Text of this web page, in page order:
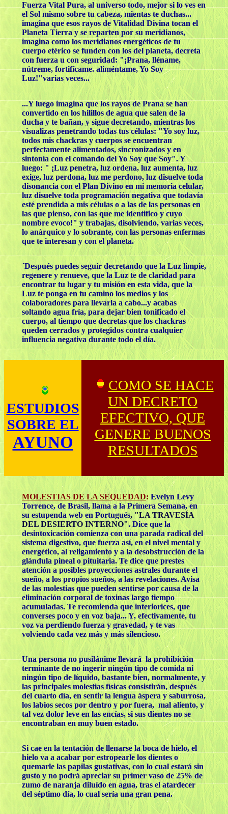
Fuerza Vital Pura, al universo todo, mejor si lo ves en
el Sol mismo sobre tu cabeza, mientas te duchas...
imagina que esos rayos de Vitalidad Divina tocan el
Planeta Tierra y se reparten por su meridianos,
imagina como los meridianos energéticos de tu
cuerpo etérico se funden con los del planeta, decreta
con fuerza u con seguridad: "¡Prana, lléname,
nútreme, fortifícame. aliméntame, Yo Soy
Luz!"varias veces...
...Y luego imagina que los rayos de Prana se han
convertido en los hilillos de agua que salen de la
ducha y te bañan, y sigue decretando, mientras los
visualizas penetrando todas tus células: "Yo soy luz,
todos mis chackras y cuerpos se encuentran
perfectamente alimentados, sincronizados y en
sintonía con el comando del Yo Soy que Soy". Y
luego: " ¡Luz penetra, luz ordena, luz aumenta, luz
exige, luz perdona, luz me perdono, luz disuelve toda
disonancia con el Plan Divino en mi memoria celular,
luz disuelve toda programación negativa que todavía
esté prendida a mis células o a las de las personas en
las que pienso, con las que me identifico y cuyo
nombre evoco!" y trabajas, disolviendo, varias veces,
lo anàrquico y lo sobrante, con las personas enfermas
que te interesan y con el planeta.
´Después puedes seguir decretando que la Luz limpie,
regenere y renueve, que la Luz te de claridad para
encontrar tu lugar y tu misión en esta vida, que la
Luz te ponga en tu camino los medios y los
colaboradores para llevarla a cabo...y acabas
soltando agua fría, para dejar bien tonificado el
cuerpo, al tiempo que decretas que los chackras
queden cerrados y protegidos contra cualquier
influencia negativa durante todo el día.
ESTUDIOS
SOBRE EL
AYUNO
COMO SE HACE
UN DECRETO
EFECTIVO, QUE
GENERE BUENOS
RESULTADOS
MOLESTIAS DE LA SEQUEDAD: Evelyn Levy
Torrence, de Brasil, llama a la Primera Semana, en
su estupenda web en Portugués, "LA TRAVESÍA
DEL DESIERTO INTERNO". Dice que la
desintoxicación comienza con una parada radical del
sistema digestivo, que fuerza así, en el nivel mental y
energético, al religamiento y a la desobstrucción de la
glándula pineal o pituitaria. Te dice que prestes
atención a posibles proyecciones astrales durante el
sueño, a los propios sueños, a las revelaciones. Avisa
de las molestias que pueden sentirse por causa de la
eliminación corporal de toxinas largo tiempo
acumuladas. Te recomienda que interiorices, que
converses poco y en voz baja... Y, efectivamente, tu
voz va perdiendo fuerza y gravedad, y te vas
volviendo cada vez más y más silencioso.
Una persona no pusilánime llevará la prohibición
terminante de no ingerir ningún tipo de comida ni
ningún tipo de líquido, bastante bien, normalmente, y
las principales molestias físicas consistirán, después
del cuarto día, en sentir la lengua áspera y saburrosa,
los labios secos por dentro y por fuera, mal aliento, y
tal vez dolor leve en las encías, si sus dientes no se
encontraban en muy buen estado.
Si cae en la tentación de llenarse la boca de hielo, el
hielo va a acabar por estropearle los dientes o
quemarle las papilas gustativas, con lo cual estará sin
gusto y no podrá apreciar su primer vaso de 25% de
zumo de naranja diluído en agua, tras el atardecer
del séptimo día, lo cual sería una gran pena.